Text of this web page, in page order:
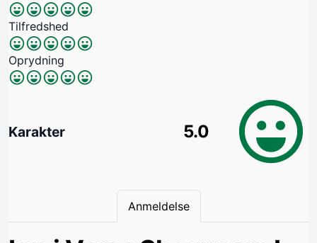
Tilfredshed
Oprydning
Karakter 5.0
Anmeldelse